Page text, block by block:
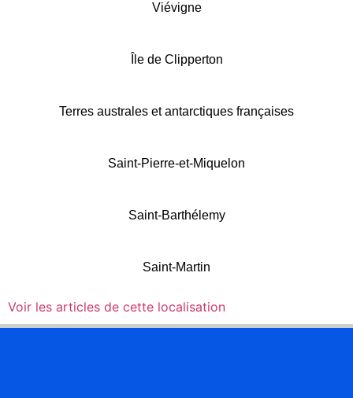
Viévigne
Île de Clipperton
Terres australes et antarctiques françaises
Saint-Pierre-et-Miquelon
Saint-Barthélemy
Saint-Martin
Voir les articles de cette localisation